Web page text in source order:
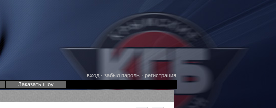
вход· забыл пароль· регистрация
Заказать шоу